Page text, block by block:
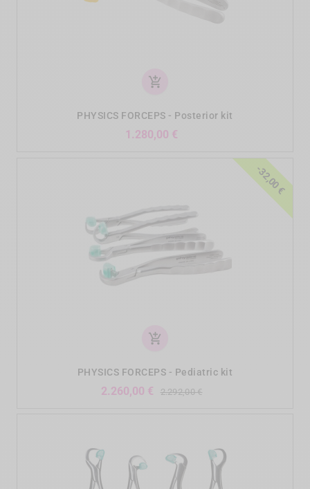
add_shopping_cart
PHYSICS FORCEPS - Posterior kit
1.280,00 €
add_shopping_cart
-32,00 €
PHYSICS FORCEPS - Pediatric kit
2.260,00 € 2.292,00 €